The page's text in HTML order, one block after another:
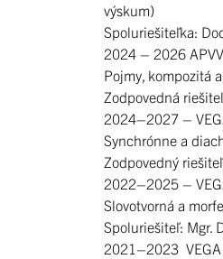
výskum)
Spoluriešiteľka:
2024 – 2026
Pojmy, kompozitá
Zodpovedná
2024–2027 –
Synchrónne a
Zodpovedný
2022–2025 –
Slovotvorná a
Spoluriešiteľ: Mgr.
2021–2023